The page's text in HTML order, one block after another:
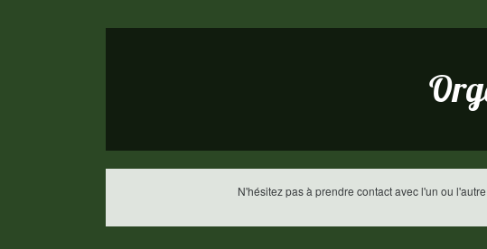
N'hésitez pas à prendre contact avec l'un ou